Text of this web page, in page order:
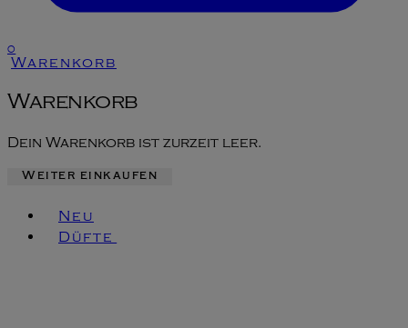
0
Warenkorb
Warenkorb
Dein Warenkorb ist zurzeit leer.
Weiter einkaufen
Neu
Düfte